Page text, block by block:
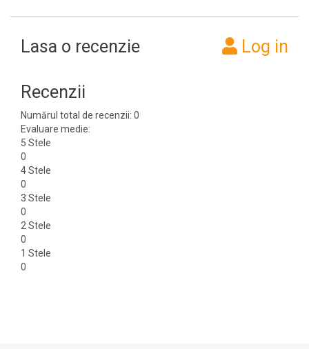
Lasa o recenzie Log in
Recenzii
Numărul total de recenzii: 0
Evaluare medie:
5 Stele
0
4 Stele
0
3 Stele
0
2 Stele
0
1 Stele
0